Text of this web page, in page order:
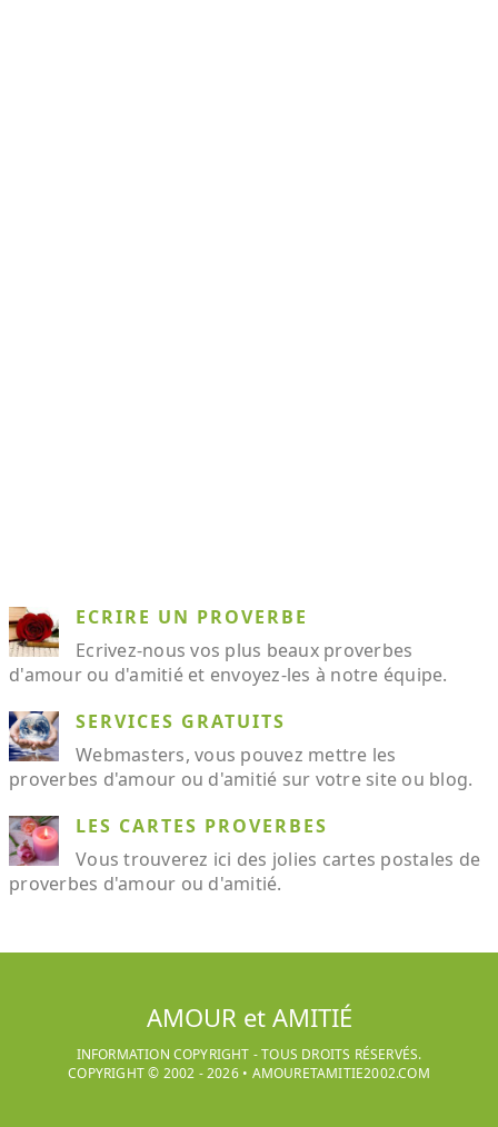
ECRIRE UN PROVERBE
Ecrivez-nous vos plus beaux proverbes
d'amour ou d'amitié et envoyez-les à notre équipe.
SERVICES GRATUITS
Webmasters, vous pouvez mettre les
proverbes d'amour ou d'amitié sur votre site ou blog.
LES CARTES PROVERBES
Vous trouverez ici des jolies cartes postales de
proverbes d'amour ou d'amitié.
AMOUR et AMITIÉ
INFORMATION COPYRIGHT - TOUS DROITS RÉSERVÉS.
COPYRIGHT © 2002 -2026• AMOURETAMITIE2002.COM